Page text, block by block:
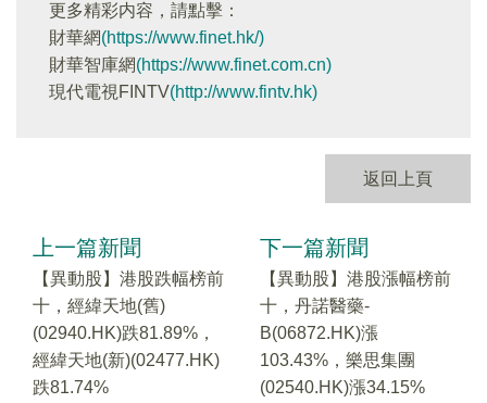
更多精彩内容，請點擊：
財華網(https://www.finet.hk/)
財華智庫網(https://www.finet.com.cn)
現代電視FINTV(http://www.fintv.hk)
返回上頁
上一篇新聞
【異動股】港股跌幅榜前
十，經緯天地(舊)
(02940.HK)跌81.89%，
經緯天地(新)(02477.HK)
跌81.74%
下一篇新聞
【異動股】港股漲幅榜前
十，丹諾醫藥-
B(06872.HK)漲
103.43%，樂思集團
(02540.HK)漲34.15%